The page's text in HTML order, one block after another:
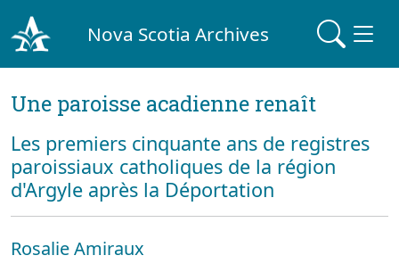
Nova Scotia Archives
Une paroisse acadienne renaît
Les premiers cinquante ans de registres
paroissiaux catholiques de la région
d'Argyle après la Déportation
Rosalie Amiraux